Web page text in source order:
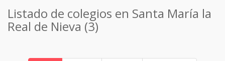
Listado de colegios en Santa María la
Real de Nieva (3)